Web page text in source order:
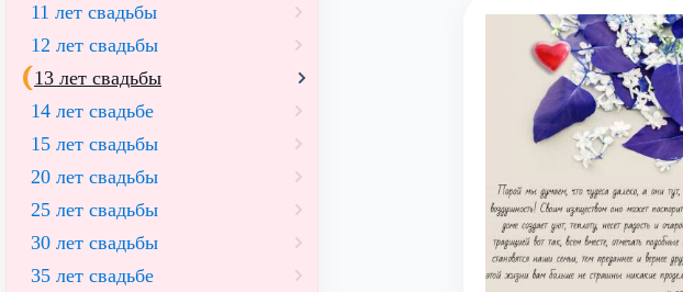
11 лет свадьбы
12 лет свадьбы
13 лет свадьбы
14 лет свадьбе
15 лет свадьбы
20 лет свадьбы
25 лет свадьбы
30 лет свадьбы
35 лет свадьбе